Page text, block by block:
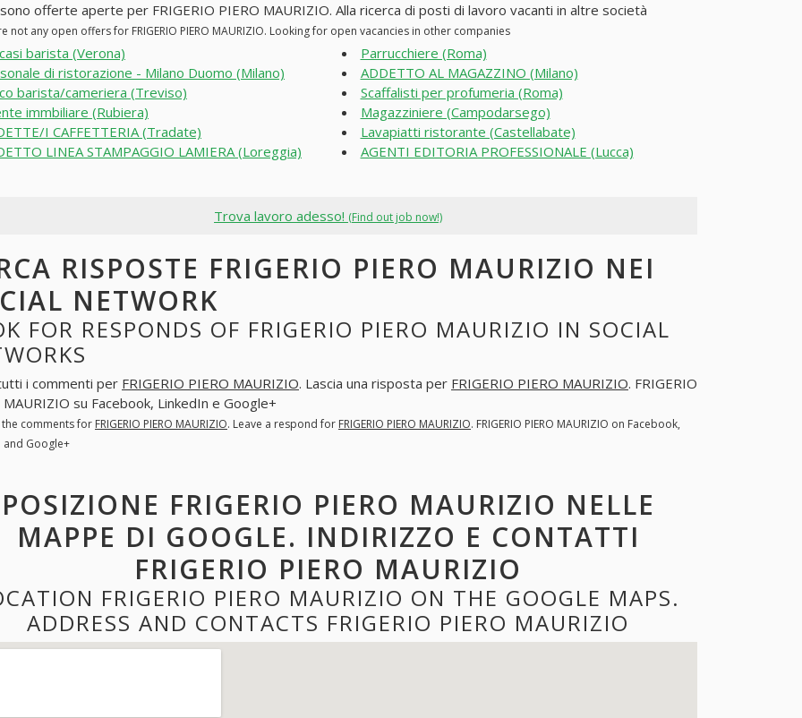
offerte aperte per FRIGERIO PIERO MAURIZIO. Alla ricerca di posti di lavoro vacanti in altre società
not any open offers for FRIGERIO PIERO MAURIZIO. Looking for open vacancies in other companies
barista (Verona)
di ristorazione - Milano Duomo (Milano)
barista/cameriera (Treviso)
immbiliare (Rubiera)
I CAFFETTERIA (Tradate)
LINEA STAMPAGGIO LAMIERA (Loreggia)
Parrucchiere (Roma)
ADDETTO AL MAGAZZINO (Milano)
Scaffalisti per profumeria (Roma)
Magazziniere (Campodarsego)
Lavapiatti ristorante (Castellabate)
AGENTI EDITORIA PROFESSIONALE (Lucca)
Trova lavoro adesso! (Find out job now!)
RISPOSTE FRIGERIO PIERO MAURIZIO NEI
NETWORK
FOR RESPONDS OF FRIGERIO PIERO MAURIZIO IN SOCIAL
i commenti per FRIGERIO PIERO MAURIZIO. Lascia una risposta per FRIGERIO PIERO MAURIZIO. FRIGERIO
MAURIZIO su Facebook, LinkedIn e Google+
the comments for FRIGERIO PIERO MAURIZIO. Leave a respond for FRIGERIO PIERO MAURIZIO. FRIGERIO PIERO MAURIZIO on Facebook,
and Google+
POSIZIONE FRIGERIO PIERO MAURIZIO NELLE
MAPPE DI GOOGLE. INDIRIZZO E CONTATTI
FRIGERIO PIERO MAURIZIO
FRIGERIO PIERO MAURIZIO ON THE GOOGLE MAPS.
ADDRESS AND CONTACTS FRIGERIO PIERO MAURIZIO